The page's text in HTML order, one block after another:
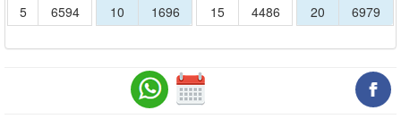
5
6594
10
1696
15
4486
20
6979